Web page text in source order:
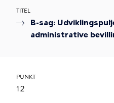
TITEL
B-sag:
administrative
PUNKT
12